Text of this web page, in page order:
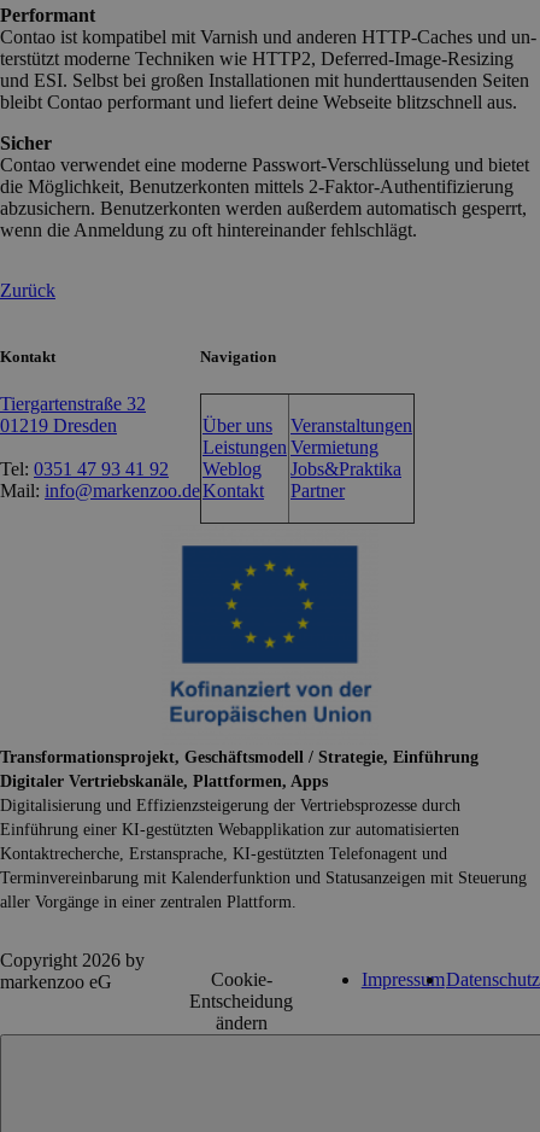
Performant
Con­tao ist kom­pa­ti­bel mit Var­nish und an­de­ren HTTP-Ca­ches und un­
ter­stützt mo­der­ne Tech­ni­ken wie HTTP2, De­fer­red-Image-Re­si­zing
und ESI. Selbst bei gro­ßen In­stal­la­tio­nen mit hun­dert­tau­sen­den Sei­ten
bleibt Con­tao per­for­mant und lie­fert dei­ne Web­sei­te blitz­schnell aus.
Sicher
Con­tao ver­wen­det ei­ne mo­der­ne Pass­wort-Ver­schlüs­se­lung und bie­tet
die Mög­lich­keit, Be­nut­zer­kon­ten mit­tels 2-Fak­tor-Au­then­ti­fi­zie­rung
ab­zu­si­chern. Be­nut­zer­kon­ten wer­den au­ßer­dem au­to­ma­tisch ge­sperrt,
wenn die An­mel­dung zu oft hin­ter­ein­an­der fehl­schlägt.
Zurück
Kontakt
Tiergartenstraße 32
01219 Dresden
Tel: 0351 47 93 41 92
Mail: info@markenzoo.de
Navigation
Über uns
Leistungen
Weblog
Kontakt
Veranstaltungen
Vermietung
Jobs&Praktika
Partner
Transformationsprojekt, Geschäftsmodell / Strategie, Einführung
Digitaler Vertriebskanäle, Plattformen, Apps
Digitalisierung und Effizienzsteigerung der Vertriebsprozesse durch
Einführung einer KI-gestützten Webapplikation zur automatisierten
Kontaktrecherche, Erstansprache, KI-gestützten Telefonagent und
Terminvereinbarung mit Kalenderfunktion und Statusanzeigen mit Steuerung
aller Vorgänge in einer zentralen Plattform.
Copyright 2026 by
markenzoo eG
Cookie-
Entscheidung
ändern
ImpressumDatenschutz